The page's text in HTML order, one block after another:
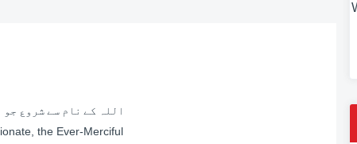
اللہ کے نام سے شروع
the Ever-Merciful